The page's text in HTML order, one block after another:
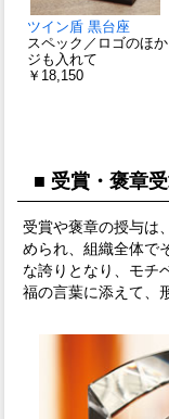
ツイン盾 黒台座
スペック／ロゴのほ
ジも入れて
￥18,150
■ 受賞・褒章
受賞や褒章の授与は
められ、組織全体で
な誇りとなり、モチ
福の言葉に添えて、